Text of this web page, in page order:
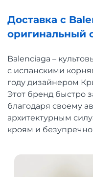
Доставка с
оригинальный
Balenciaga –
с испанскими
году дизайнером
Этот бренд быстро
благодаря своему
архитектурным
кроям и